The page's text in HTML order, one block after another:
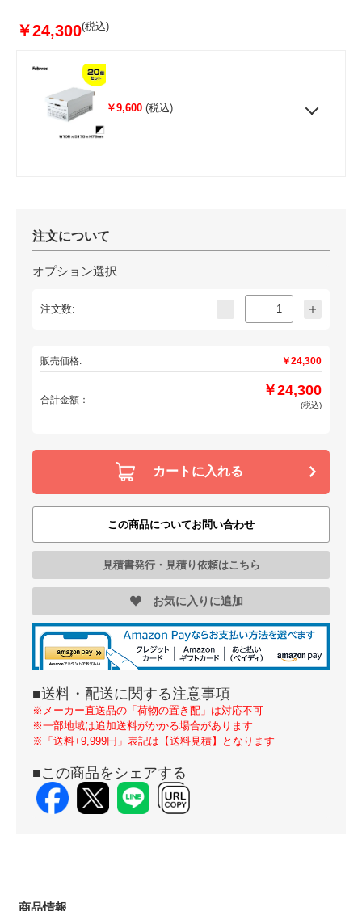
￥24,300(税込)
￥9,600 (税込)
注文について
オプション選択
注文数:
販売価格: ￥24,300
合計金額：
￥24,300
(税込)
カートに入れる
この商品についてお問い合わせ
見積書発行・見積り依頼はこちら
お気に入りに追加
■送料・配送に関する注意事項
※メーカー直送品の「荷物の置き配」は対応不可
※一部地域は追加送料がかかる場合があります
※「送料+9,999円」表記は【送料見積】となります
■この商品をシェアする
商品情報